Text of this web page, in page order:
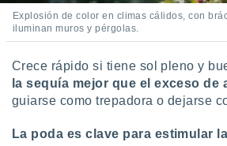
Explosión de color en climas cálidos, con
iluminan muros y pérgolas.
Crece rápido si tiene sol pleno y
la sequía mejor que el exceso de
guiarse como trepadora o dejarse
La poda es clave para estimular